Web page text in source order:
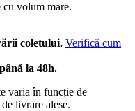
volum mare.
coletului. Verifică cum
la 48h.
varia în funcție de
livrare alese.